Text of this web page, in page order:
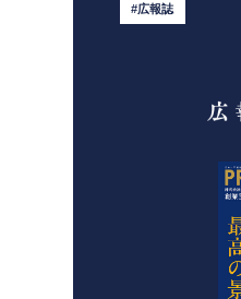
#広報誌